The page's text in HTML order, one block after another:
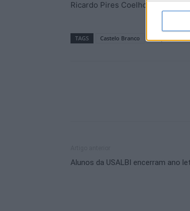
Ricardo Pires Coelho
TAGS Castelo Branco Desportivo de
Alunos da USALBI encerram ano